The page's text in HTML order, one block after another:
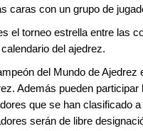
caras con un grupo de
el torneo estrella entre las
del ajedrez.
del Mundo de
Además pueden
que se han clasificado
serán de libre